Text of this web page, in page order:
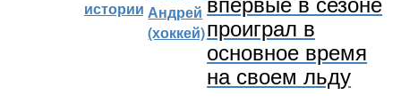
истории Андрей
(хоккей)проиграл в
основное время
на своем льду